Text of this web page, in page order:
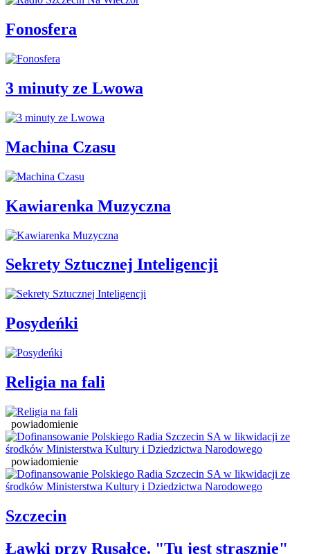
Fonosfera
3 minuty ze Lwowa
Machina Czasu
Kawiarenka Muzyczna
Sekrety Sztucznej Inteligencji
Posydeńki
Religia na fali
powiadomienie
powiadomienie
Szczecin
Ławki przy Rusałce. "Tu jest strasznie"